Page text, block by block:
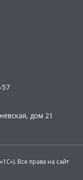
57
дом 21
Все права на сайт